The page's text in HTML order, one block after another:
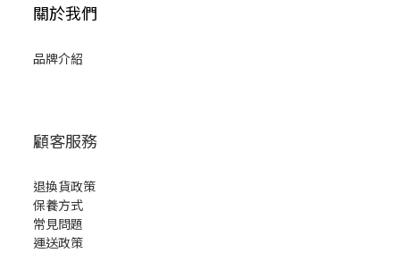
關於我們
品牌介紹
顧客服務
退換貨政策
保養方式
常見問題
運送政策